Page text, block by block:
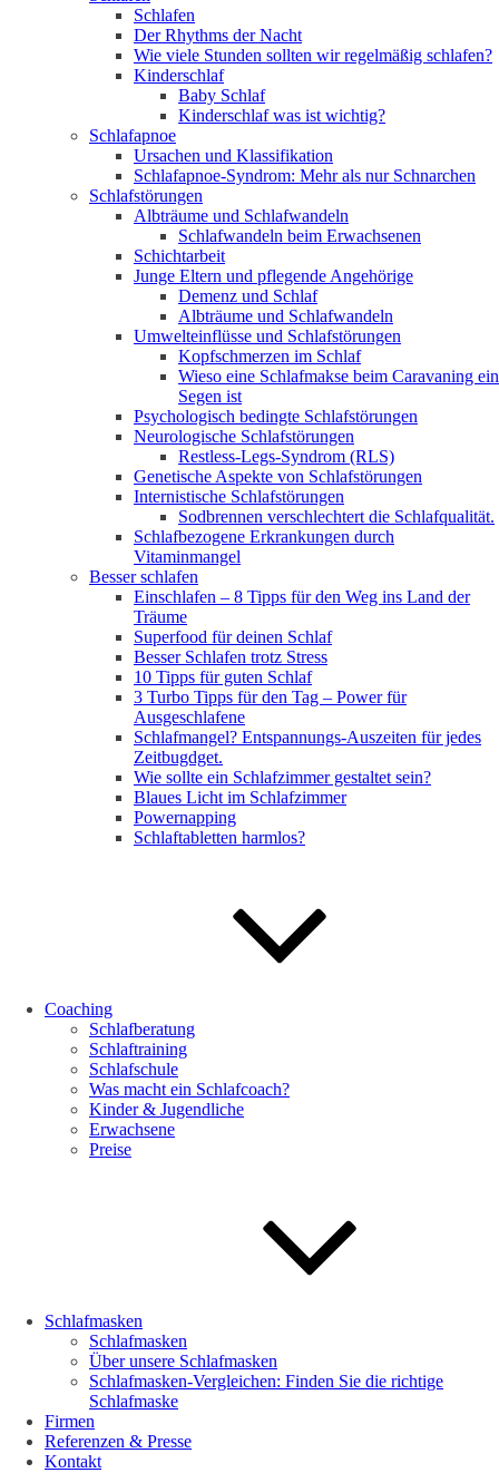
Schlafen
Der Rhythms der Nacht
Wie viele Stunden sollten wir regelmäßig schlafen?
Kinderschlaf
Baby Schlaf
Kinderschlaf was ist wichtig?
Schlafapnoe
Ursachen und Klassifikation
Schlafapnoe-Syndrom: Mehr als nur Schnarchen
Schlafstörungen
Albträume und Schlafwandeln
Schlafwandeln beim Erwachsenen
Schichtarbeit
Junge Eltern und pflegende Angehörige
Demenz und Schlaf
Albträume und Schlafwandeln
Umwelteinflüsse und Schlafstörungen
Kopfschmerzen im Schlaf
Wieso eine Schlafmakse beim Caravaning ein
Segen ist
Psychologisch bedingte Schlafstörungen
Neurologische Schlafstörungen
Restless-Legs-Syndrom (RLS)
Genetische Aspekte von Schlafstörungen
Internistische Schlafstörungen
Sodbrennen verschlechtert die Schlafqualität.
Schlafbezogene Erkrankungen durch
Vitaminmangel
Besser schlafen
Einschlafen – 8 Tipps für den Weg ins Land der
Träume
Superfood für deinen Schlaf
Besser Schlafen trotz Stress
10 Tipps für guten Schlaf
3 Turbo Tipps für den Tag – Power für
Ausgeschlafene
Schlafmangel? Entspannungs-Auszeiten für jedes
Zeitbugdget.
Wie sollte ein Schlafzimmer gestaltet sein?
Blaues Licht im Schlafzimmer
Powernapping
Schlaftabletten harmlos?
Coaching
Schlafberatung
Schlaftraining
Schlafschule
Was macht ein Schlafcoach?
Kinder & Jugendliche
Erwachsene
Preise
Schlafmasken
Schlafmasken
Über unsere Schlafmasken
Schlafmasken-Vergleichen: Finden Sie die richtige
Schlafmaske
Firmen
Referenzen & Presse
Kontakt